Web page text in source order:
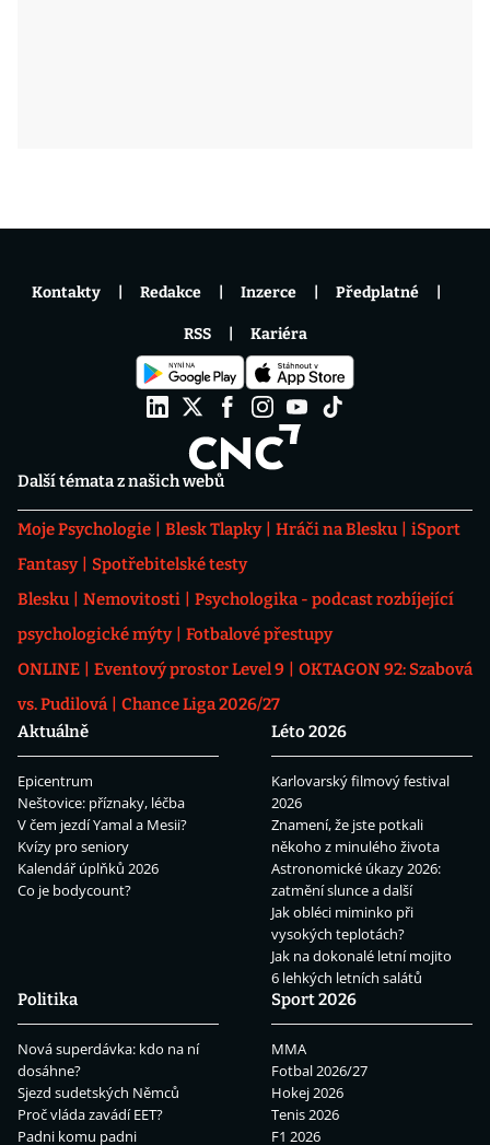
Další témata z našich webů
Moje Psychologie Blesk Tlapky Hráči na Blesku
iSport
Fantasy
Spotřebitelské testy
Blesku
Nemovitosti
Psychologika - podcast rozbíjející
psychologické mýty
Fotbalové přestupy
ONLINE
Eventový prostor Level 9
OKTAGON 92: Szabová
vs. Pudilová
Chance Liga 2026/27
Aktuálně
Epicentrum
Neštovice: příznaky, léčba
V čem jezdí Yamal a Mesii?
Kvízy pro seniory
Kalendář úplňků 2026
Co je bodycount?
Léto 2026
Karlovarský filmový festival
2026
Znamení, že jste potkali
někoho z minulého života
Astronomické úkazy 2026:
zatmění slunce a další
Jak obléci miminko při
vysokých teplotách?
Jak na dokonalé letní mojito
6 lehkých letních salátů
Politika
Nová superdávka: kdo na ní
dosáhne?
Sjezd sudetských Němců
Proč vláda zavádí EET?
Padni komu padni
Sport 2026
MMA
Fotbal 2026/27
Hokej 2026
Tenis 2026
F1 2026
Kontakty Redakce Inzerce Předplatné
RSS Kariéra